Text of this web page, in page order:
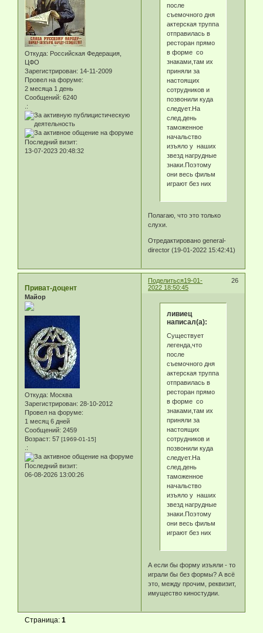
Откуда: Российская Федерация,
ЦФО
Зарегистрирован: 14-11-2009
Провел на форуме:
2 месяца 1 день
Сообщений: 6240
.:
Последний визит:
13-07-2023 20:48:32
после
съемочного дня
актерская труппа
отправилась в
ресторан прямо
в форме со
знаками,там их
приняли за
настоящих
сотрудников и
позвонили куда
следует.На
след.день
таможенное
начальство
изъяло у наших
звезд нагрудные
знаки.Поэтому
они весь фильм
играют без них
Полагаю, что это только
слухи.
Отредактировано general-
director (19-01-2022 15:42:41)
Поделиться 26
19-01-
2022 18:50:45
Приват-доцент
Майор
Откуда: Москва
Зарегистрирован: 28-10-2012
Провел на форуме:
1 месяц 6 дней
Сообщений: 2459
Возраст: 57 [1969-01-15]
.:
Последний визит:
06-08-2026 13:00:26
ливиец
написал(а):
Существует
легенда,что
после
съемочного дня
актерская труппа
отправилась в
ресторан прямо
в форме со
знаками,там их
приняли за
настоящих
сотрудников и
позвонили куда
следует.На
след.день
таможенное
начальство
изъяло у наших
звезд нагрудные
знаки.Поэтому
они весь фильм
играют без них
А если бы форму изъяли - то
играли бы без формы? А всё
это, между прочим, реквизит,
имущество киностудии.
Страница:1